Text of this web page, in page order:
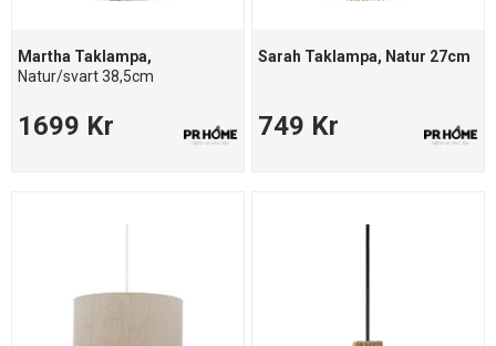
Martha Taklampa,
Natur/svart 38,5cm
1699 Kr
Sarah Taklampa, Natur 27cm
749 Kr